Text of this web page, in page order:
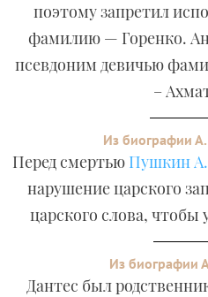
поэтому запретил
фамилию — Горенко.
псевдоним девичью
–
Из биографии
Перед смертью Пушкин
нарушение царского
царского слова,
Из биографии
Дантес был